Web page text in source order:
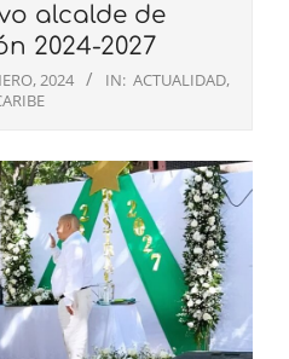
alcalde de
2024-2027
2024 IN: ACTUALIDAD,